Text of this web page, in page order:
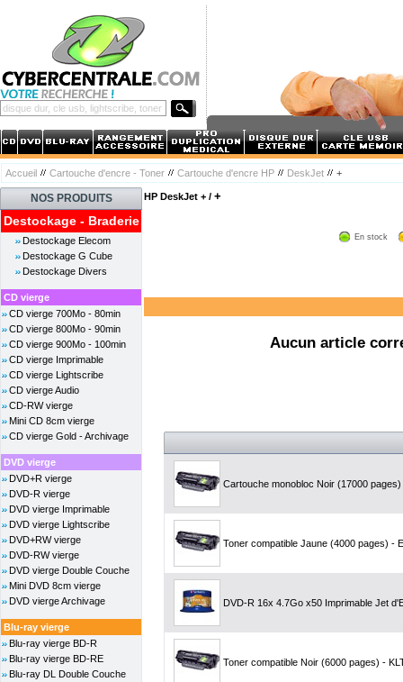
Accueil Cartouche d'encre - Toner Cartouche d'encre HP DeskJet +
NOS PRODUITS
Destockage - Braderie
Destockage Elecom
Destockage G Cube
Destockage Divers
CD vierge
CD vierge 700Mo - 80min
CD vierge 800Mo - 90min
CD vierge 900Mo - 100min
CD vierge Imprimable
CD vierge Lightscribe
CD vierge Audio
CD-RW vierge
Mini CD 8cm vierge
CD vierge Gold - Archivage
DVD vierge
DVD+R vierge
DVD-R vierge
DVD vierge Imprimable
DVD vierge Lightscribe
DVD+RW vierge
DVD-RW vierge
DVD vierge Double Couche
Mini DVD 8cm vierge
DVD vierge Archivage
Blu-ray vierge
Blu-ray vierge BD-R
Blu-ray vierge BD-RE
Blu-ray DL Double Couche
HP DeskJet + / +
En stock
Aucun article
Cartouche monobloc Noir (17000
Toner compatible Jaune (4000 pages) -
DVD-R 16x 4.7Go x50 Imprimable Jet
Toner compatible Noir (6000 pages) -